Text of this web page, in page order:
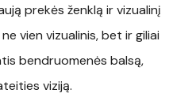
prekės ženklą ir vizualinį
vien vizualinis, bet ir giliai
bendruomenės balsą,
viziją.